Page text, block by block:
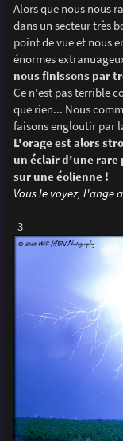
Alors que nous nous
dans un secteur très
point de vue et nous
énormes
nous finissons par
Ce n'est pas terrible
que rien... Nous
faisons engloutir par
L'orage est alors
un éclair d'une rare
sur une éolienne !
Vous le voyez, l'ange
-3-